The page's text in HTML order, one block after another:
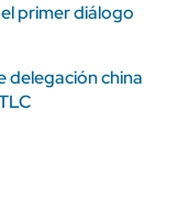
primer diálogo
delegación china